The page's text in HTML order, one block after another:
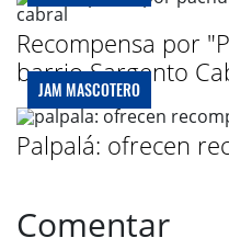
Recompensa por
barrio Sargento
JAM MASCOTERO
Palpalá: ofrecen
Comentar